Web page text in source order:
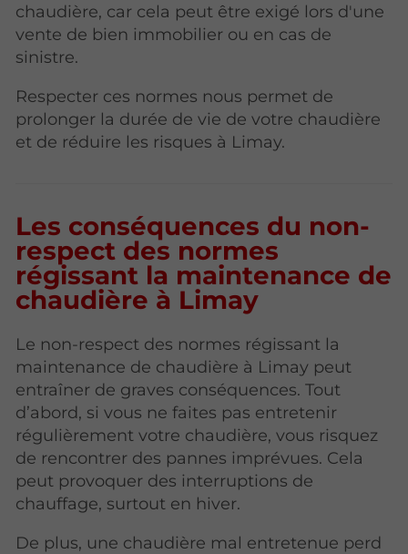
chaudière, car cela peut être exigé lors d'une
vente de bien immobilier ou en cas de
sinistre.
Respecter ces normes nous permet de
prolonger la durée de vie de votre chaudière
et de réduire les risques à Limay.
Les conséquences du non-
respect des normes
régissant la maintenance de
chaudière à Limay
Le non-respect des normes régissant la
maintenance de chaudière à Limay peut
entraîner de graves conséquences. Tout
d’abord, si vous ne faites pas entretenir
régulièrement votre chaudière, vous risquez
de rencontrer des pannes imprévues. Cela
peut provoquer des interruptions de
chauffage, surtout en hiver.
De plus, une chaudière mal entretenue perd